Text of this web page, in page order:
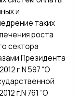
и
таких
роста
сектора
Президента
г.N 597 “О
г.N 761 “О